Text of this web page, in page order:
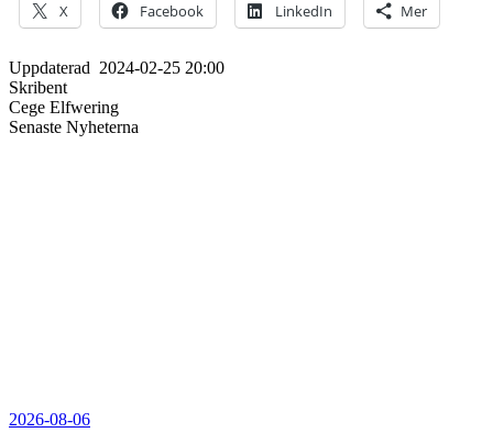
X Facebook LinkedIn Mer
Uppdaterad 2024-02-25 20:00
Skribent
Cege Elfwering
Senaste Nyheterna
2026-08-06